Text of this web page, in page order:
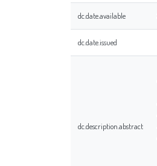
dc.date.available
dc.date.issued
dc.description.abstract